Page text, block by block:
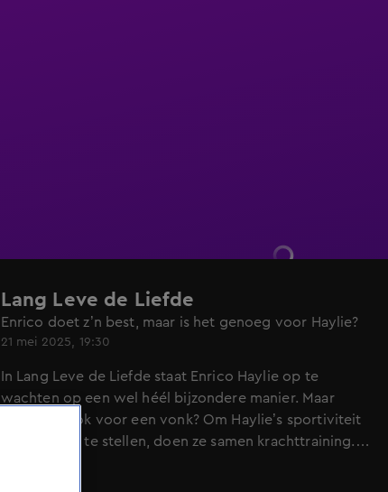
Lang Leve de Liefde
Enrico doet z’n best, maar is het genoeg voor Haylie?
21 mei 2025, 19:30
In Lang Leve de Liefde staat Enrico Haylie op te
wachten op een wel héél bijzondere manier. Maar
zorgt dat ook voor een vonk? Om Haylie’s sportiviteit
op de proef te stellen, doen ze samen krachttraining.